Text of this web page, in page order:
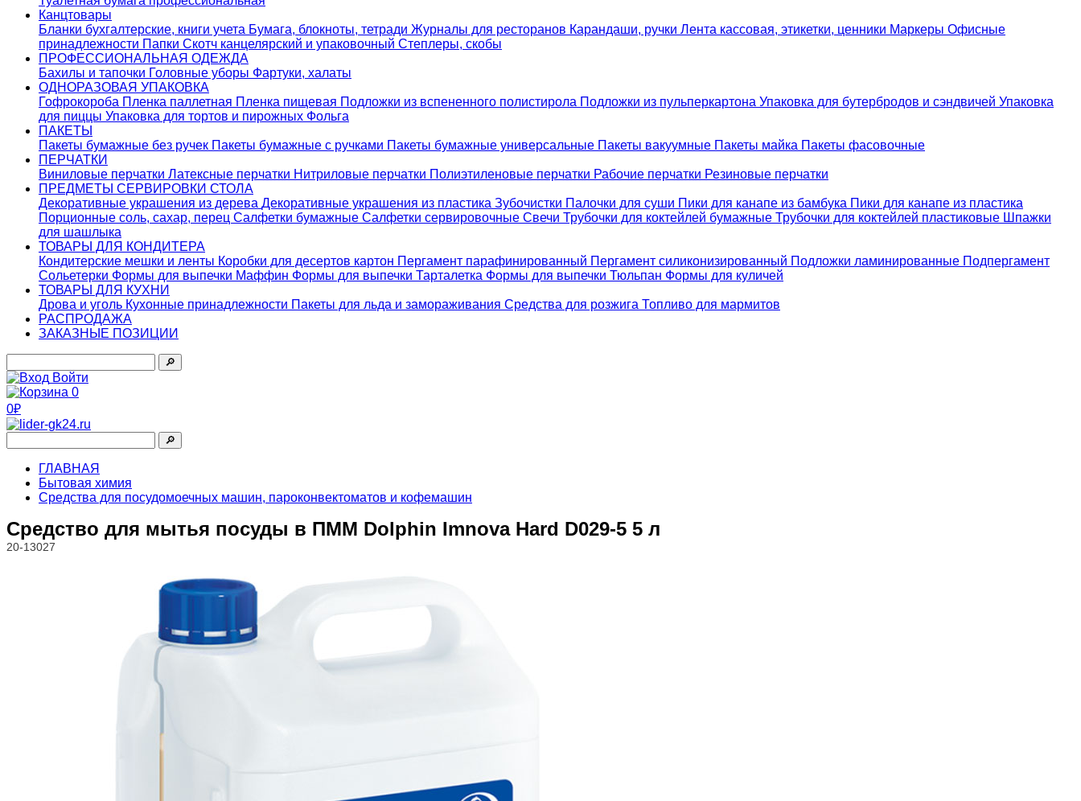
Канцтовары
Бланки бухгалтерские, книги учета Бумага, блокноты, тетради Журналы для ресторанов Карандаши, ручки Лента кассовая, этикетки, ценники Маркеры Офисные
принадлежности Папки Скотч канцелярский и упаковочный Степлеры, скобы
ПРОФЕССИОНАЛЬНАЯ ОДЕЖДА
Бахилы и тапочки Головные уборы Фартуки, халаты
ОДНОРАЗОВАЯ УПАКОВКА
Гофрокороба Пленка паллетная Пленка пищевая Подложки из вспененного полистирола Подложки из пульперкартона Упаковка для бутербродов и сэндвичей Упаковка
для пиццы Упаковка для тортов и пирожных Фольга
ПАКЕТЫ
Пакеты бумажные без ручек Пакеты бумажные с ручками Пакеты бумажные универсальные Пакеты вакуумные Пакеты майка Пакеты фасовочные
ПЕРЧАТКИ
Виниловые перчатки Латексные перчатки Нитриловые перчатки Полиэтиленовые перчатки Рабочие перчатки Резиновые перчатки
ПРЕДМЕТЫ СЕРВИРОВКИ СТОЛА
Декоративные украшения из дерева Декоративные украшения из пластика Зубочистки Палочки для суши Пики для канапе из бамбука Пики для канапе из пластика
Порционные соль, сахар, перец Салфетки бумажные Салфетки сервировочные Свечи Трубочки для коктейлей бумажные Трубочки для коктейлей пластиковые Шпажки
для шашлыка
ТОВАРЫ ДЛЯ КОНДИТЕРА
Кондитерские мешки и ленты Коробки для десертов картон Пергамент парафинированный Пергамент силиконизированный Подложки ламинированные Подпергамент
Сольетерки Формы для выпечки Маффин Формы для выпечки Тарталетка Формы для выпечки Тюльпан Формы для куличей
ТОВАРЫ ДЛЯ КУХНИ
Дрова и уголь Кухонные принадлежности Пакеты для льда и замораживания Средства для розжига Топливо для мармитов
РАСПРОДАЖА
ЗАКАЗНЫЕ ПОЗИЦИИ
🔎︎
Войти
0
0₽
🔎︎
ГЛАВНАЯ
Бытовая химия
Средства для посудомоечных машин, пароконвектоматов и кофемашин
Средство для мытья посуды в ПММ Dolphin Imnova Hard D029-5 5 л
20-13027